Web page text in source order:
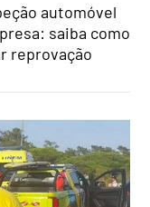
automóvel
saiba como
reprovação